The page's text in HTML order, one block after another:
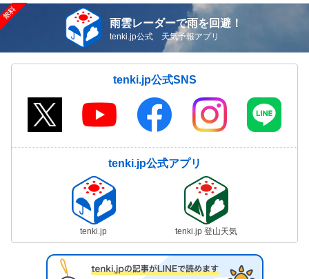
雨雲レーダーで雨を回避！
tenki.jp公式 天気予報アプリ
tenki.jp公式SNS
tenki.jp公式アプリ
tenki.jp tenki.jp 登山天気